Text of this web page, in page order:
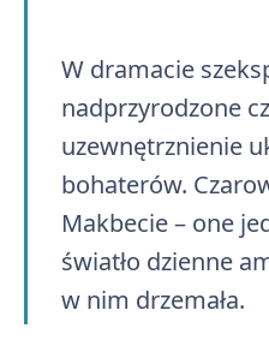
W dramacie
nadprzyrodzone
uzewnętrznienie
bohaterów.
Makbecie – one
światło dzienne
w nim drzemała.